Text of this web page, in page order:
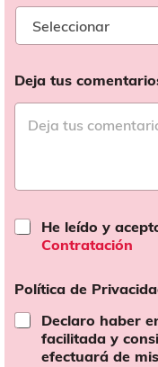
Deja tus
C
i
c
i
He leído y
Contratación
Política de
Declaro haber
facilitada y
efectuará de